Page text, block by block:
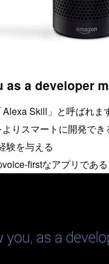
a developer
Skill」と呼ばれま
りスマートに開発でき
験を与える
firstなアプリである